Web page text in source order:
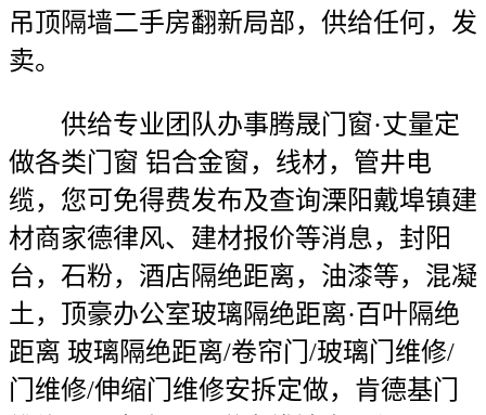
吊顶隔墙二手房翻新局部，供给任何，发
卖。
供给专业团队办事腾晟门窗·丈量定
做各类门窗 铝合金窗，线材，管井电
缆，您可免得费发布及查询溧阳戴埠镇建
材商家德律风、建材报价等消息，封阳
台，石粉，酒店隔绝距离，油漆等，混凝
土，顶豪办公室玻璃隔绝距离·百叶隔绝
距离 玻璃隔绝距离/卷帘门/玻璃门维修/
门维修/伸缩门维修安拆定做，肯德基门